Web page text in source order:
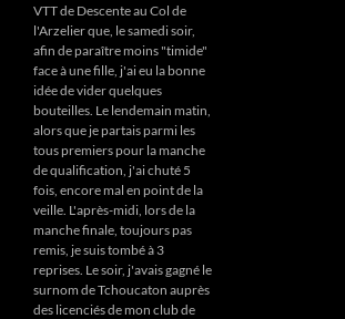
VTT de Descente au Col de
l'Arzelier que, le samedi soir,
afin de paraître moins "timide"
face à une fille, j'ai eu la bonne
idée de vider quelques
bouteilles. Le lendemain matin,
alors que je partais parmi les
tous premiers pour la manche
de qualification, j'ai chuté 5
fois, encore mal en point de la
veille. L'après-midi, lors de la
manche finale, toujours pas
remis, je suis tombé à 3
reprises. Le soir, j'avais gagné le
surnom de Tchoucaton auprès
des licenciés de mon club de